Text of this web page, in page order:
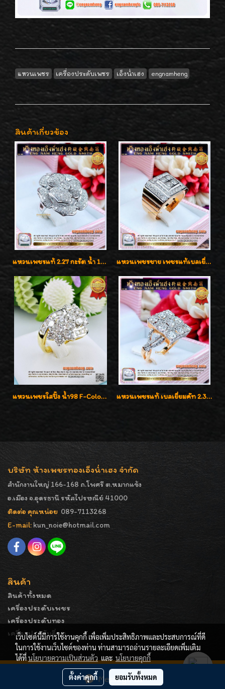
Message Us
แหวนเพชร เครื่องประดับเพชร เอ็งน่ำเฮง engnamheng
สินค้าเกี่ยวข้อง
แหวนเพชรแท้ 2.27 กะรัต น้ำ 100% เบลเยี่ยมคัท ลวดลายดอกกุหลาบหรู แหวนเพชรชาย เพชรแท้เบลเยี่ยมคัท น้ำ100% D-Color/VVS 2.46 กะรัต
แหวนเพชรใสปิ๊ง น้ำ98 F-Color/VVS1 น้ำหนักเพชรรวม 2.56 กะรัต ใส่เต็มนิ้วเพชรเป็นน้ำเป็นเนื้อสวยมากๆค่ะ แหวนเพชรแท้ เบลเยี่ยมคัท 2.39 กะรัต น้ำ 98 F-Color/VVS ดีไซน์หน้ากว้างหรูเต็มนิ้ว
บริษัท ห้างเพชรทองเอ็งน่ำเฮง จำกัด
สำนักงานใหญ่ 166-168 ถ.โพศรี ต.หมากแข้ง
อ.เมือง จ.อุดรธานี รหัสไปรษณีย์ 41000
ติดต่อ คุณหน่อย 089-7113268
E-mail: kun_noie@hotmail.com
สินค้า
สินค้าทั้งหมด
เครื่องประดับเพชร
เครื่องประดับทอง
เครื่องประดับอื่นๆ
COPYRIGHT - ENGNAMHENG | รูปภาพมีลิขสิทธิ์ ห้ามมิให้
ทำการคัดลอกหรือนำไปเผยแพร่ก่อนได้รับอนุญาต
เว็บไซต์นี้มีการใช้งานคุกกี้ เพื่อเพิ่มประสิทธิภาพและประสบการณ์ที่ดี
ในการใช้งานเว็บไซต์ของท่าน ท่านสามารถอ่านรายละเอียดเพิ่มเติม
ได้ที่นโยบายความเป็นส่วนตัว และ นโยบายคุกกี้
ตั้งค่าคุกกี้ ยอมรับทั้งหมด